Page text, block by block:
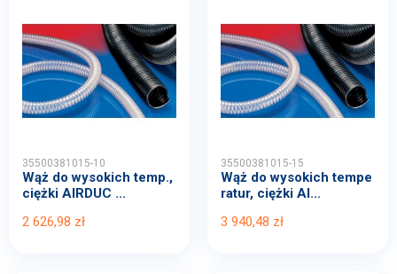
35500381015-10
Wąż do wysokich temp.,
ciężki AIRDUC ...
2 626,98 zł
35500381015-15
Wąż do wysokich tempe
ratur, ciężki AI...
3 940,48 zł